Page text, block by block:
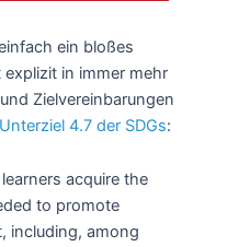
ein bloßes
in immer mehr
Zielvereinbarungen
Unterziel 4.7 der SDGs:
acquire the
to promote
including, among